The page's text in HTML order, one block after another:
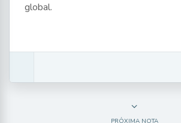
global.
PRÓXIMA NOTA